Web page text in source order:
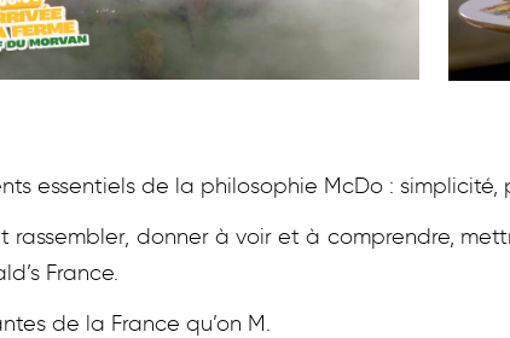
essentiels de la philosophie McDo :
donner à voir et à comprendre,
France.
de la France qu’on M.